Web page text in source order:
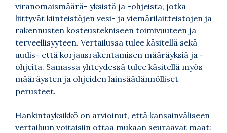
viranomaismäärä- yksistä ja -ohjeista, jotka
liittyvät kiinteistöjen vesi- ja viemärilaitteistojen ja
rakennusten kosteustekniseen toimivuuteen ja
terveellisyyteen. Vertailussa tulee käsitellä sekä
uudis- että korjausrakentamisen määräyksiä ja -
ohjeita. Samassa yhteydessä tulee käsitellä myös
määräysten ja ohjeiden lainsäädännölliset
perusteet.
Hankintayksikkö on arvioinut, että kansainväliseen
vertailuun voitaisiin ottaa mukaan seuraavat maat: